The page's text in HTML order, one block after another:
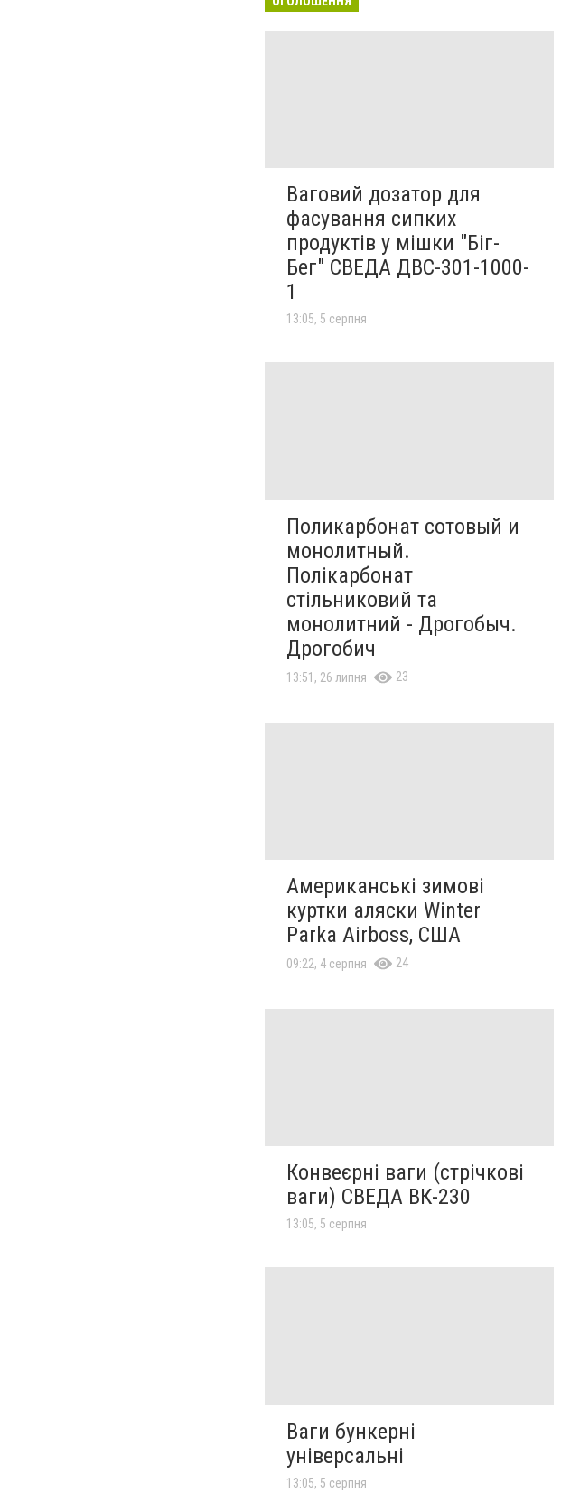
Ваговий дозатор для
фасування сипких
продуктів у мішки "Біг-
Бег" СВЕДА ДВС-301-1000-
1
13:05, 5 серпня
Поликарбонат сотовый и
монолитный.
Полікарбонат
стільниковий та
монолитний - Дрогобыч.
Дрогобич
13:51, 26 липня 23
Американські зимові
куртки аляски Winter
Parka Airboss, США
09:22, 4 серпня 24
Конвеєрні ваги (стрічкові
ваги) СВЕДА ВК-230
13:05, 5 серпня
Ваги бункерні
універсальні
13:05, 5 серпня